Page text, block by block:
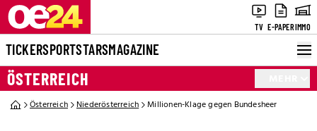
TV E-PAPERIMMO
TICKERSPORTSTARSMAGAZINE
ÖSTERREICH
Österreich Niederösterreich Millionen-Klage gegen Bundesheer